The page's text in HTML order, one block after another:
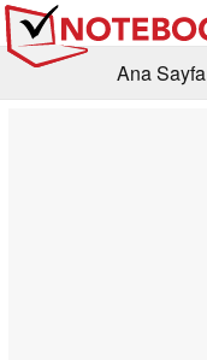
Ana Sayfa